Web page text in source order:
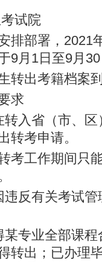
试院
排部署，2021
9月1日至9月
转出考籍档案
求
转入省（市、
转考申请。
考工作期间只
违反有关考试
某专业全部课
转出；已办理